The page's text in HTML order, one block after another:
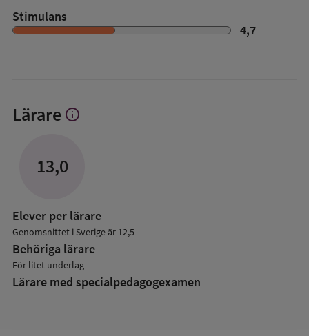
Stimulans
4,7
Lärare Visa
info
13,0
Elever per lärare
Genomsnittet i Sverige är 12,5
Behöriga lärare
För litet underlag
Lärare med specialpedagog­examen